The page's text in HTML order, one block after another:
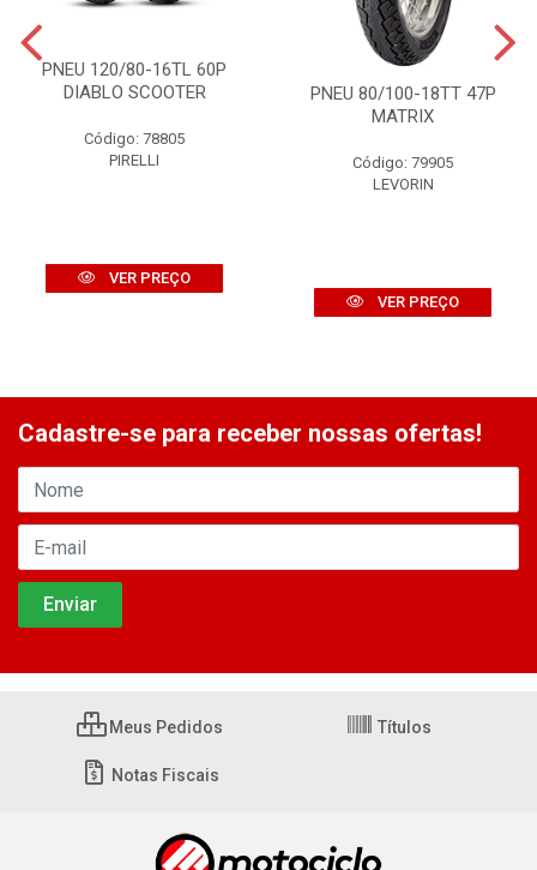
PNEU 120/80-16TL 60P
DIABLO SCOOTER
Código: 78805
PIRELLI
VER PREÇO
PNEU 80/100-18TT 47P
MATRIX
Código: 79905
LEVORIN
VER PREÇO
Cadastre-se para receber nossas ofertas!
Meus Pedidos Títulos
Notas Fiscais